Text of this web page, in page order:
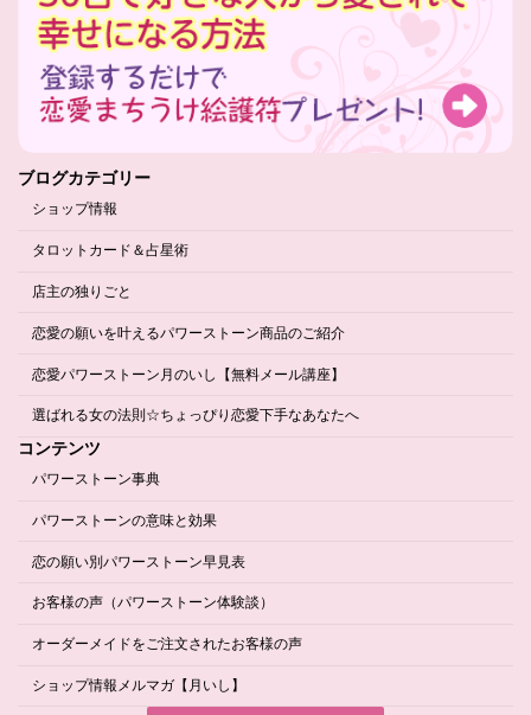
ブログカテゴリー
ショップ情報
タロットカード＆占星術
店主の独りごと
恋愛の願いを叶えるパワーストーン商品のご紹介
恋愛パワーストーン月のいし【無料メール講座】
選ばれる女の法則☆ちょっぴり恋愛下手なあなたへ
コンテンツ
パワーストーン事典
パワーストーンの意味と効果
恋の願い別パワーストーン早見表
お客様の声（パワーストーン体験談）
オーダーメイドをご注文されたお客様の声
ショップ情報メルマガ【月いし】